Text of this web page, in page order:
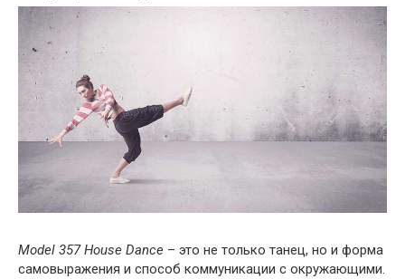
Model 357 House Dance – это не только танец, но и форма
самовыражения и способ коммуникации с окружающими.